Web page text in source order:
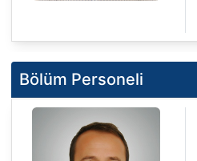
Bölüm Personeli